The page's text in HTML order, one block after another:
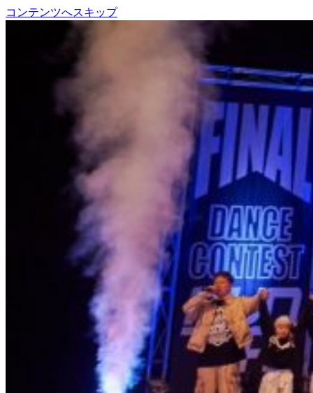
コンテンツへスキップ